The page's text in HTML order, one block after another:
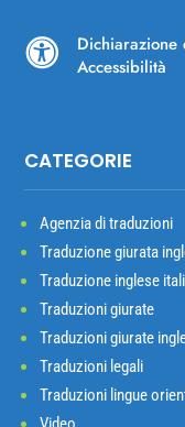

Dichiarazione
Accessibilità
CATEGORIE
Agenzia di traduzioni
Traduzione giurata
Traduzione inglese
Traduzioni giurate
Traduzioni giurate
Traduzioni legali
Traduzioni lingue